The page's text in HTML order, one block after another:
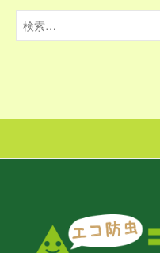
イ
ブ
検
索: